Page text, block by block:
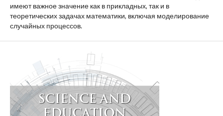
имеют важное значение как в прикладных, так и в
теоретических задачах математики, включая моделирование
случайных процессов.